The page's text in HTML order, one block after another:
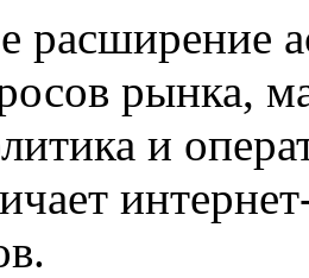
расширение
рынка,
и